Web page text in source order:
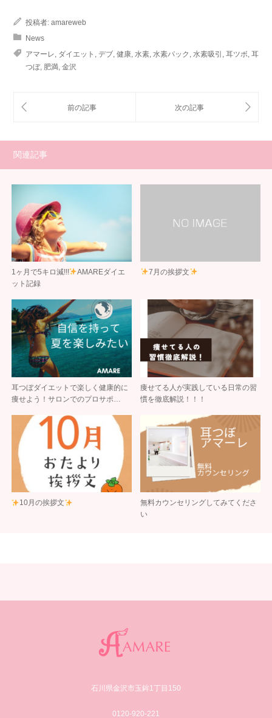
投稿者: amareweb
News
アマーレ, ダイエット , デブ, 健康, 水素, 水素パック , 水素吸引 , 耳ツボ, 耳
つぼ, 肥満, 金沢
関連記事
1ヶ月で5キロ減!!!
AMAREダイエ
ット記録
7月の挨拶文
耳つぼダイエットで楽しく健康的に
痩せよう！サロンでのプロサポ…
痩せてる人が実践している日常の習
慣を徹底解説！！！
10月の挨拶文
無料カウンセリングしてみてくださ
い
石川県金沢市玉鉾1丁目150
0120-920-221